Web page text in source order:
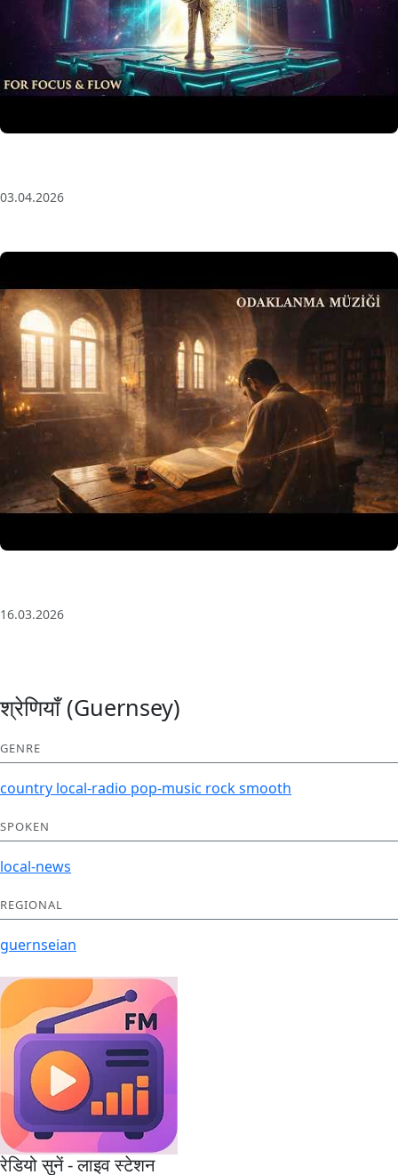
03.04.2026
16.03.2026
श्रेणियाँ (Guernsey)
GENRE
country local-radio pop-music rocksmooth
SPOKEN
local-news
REGIONAL
guernseian
रेडियो सुनें - लाइव स्टेशन